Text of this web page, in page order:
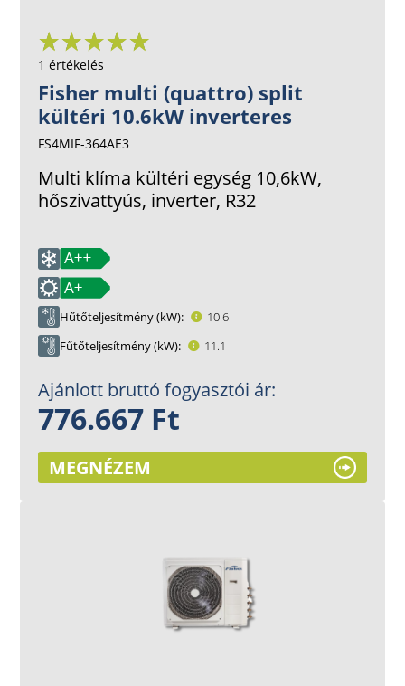
1 értékelés
Fisher multi (quattro) split
kültéri 10.6kW inverteres
FS4MIF-364AE3
Multi klíma kültéri egység 10,6kW,
hőszivattyús, inverter, R32
Hűtőteljesítmény (kW)
10.6
Fűtőteljesítmény (kW)
11.1
Ajánlott bruttó fogyasztói ár:
776.667 Ft
MEGNÉZEM